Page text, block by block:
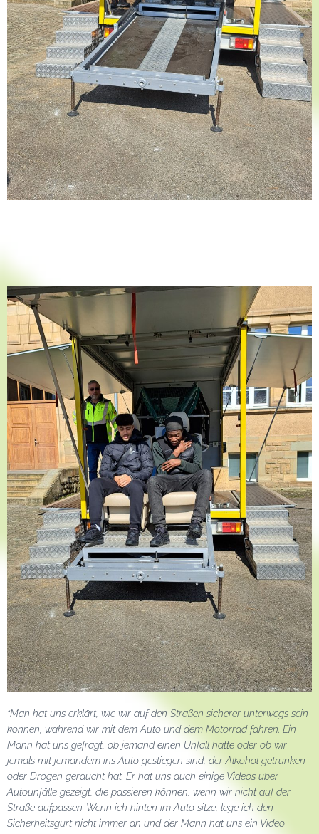
“Man hat uns erklärt, wie wir auf den Straßen sicherer unterwegs sein
können, während wir mit dem Auto und dem Motorrad fahren. Ein
Mann hat uns gefragt, ob jemand einen Unfall hatte oder ob wir
jemals mit jemandem ins Auto gestiegen sind, der Alkohol getrunken
oder Drogen geraucht hat. Er hat uns auch einige Videos über
Autounfälle gezeigt, die passieren können, wenn wir nicht auf der
Straße aufpassen. Wenn ich hinten im Auto sitze, lege ich den
Sicherheitsgurt nicht immer an und der Mann hat uns ein Video